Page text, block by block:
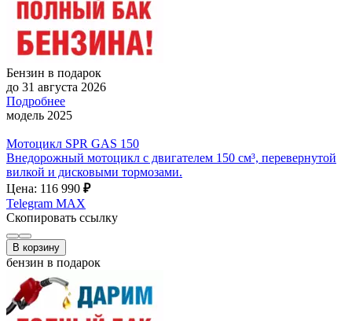
Бензин в подарок
до 31 августа 2026
Подробнее
модель 2025
Мотоцикл SPR GAS 150
Внедорожный мотоцикл с двигателем 150 см³, перевернутой
вилкой и дисковыми тормозами.
Цена: 116 990 ₽
Telegram MAX
Скопировать ссылку
В корзину
бензин в подарок